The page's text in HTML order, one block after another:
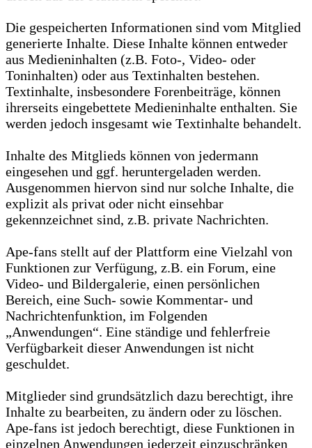
Die gespeicherten Informationen sind vom Mitglied
generierte Inhalte. Diese Inhalte können entweder
aus Medieninhalten (z.B. Foto-, Video- oder
Toninhalten) oder aus Textinhalten bestehen.
Textinhalte, insbesondere Forenbeiträge, können
ihrerseits eingebettete Medieninhalte enthalten. Sie
werden jedoch insgesamt wie Textinhalte behandelt.
Inhalte des Mitglieds können von jedermann
eingesehen und ggf. heruntergeladen werden.
Ausgenommen hiervon sind nur solche Inhalte, die
explizit als privat oder nicht einsehbar
gekennzeichnet sind, z.B. private Nachrichten.
Ape-fans stellt auf der Plattform eine Vielzahl von
Funktionen zur Verfügung, z.B. ein Forum, eine
Video- und Bildergalerie, einen persönlichen
Bereich, eine Such- sowie Kommentar- und
Nachrichtenfunktion, im Folgenden
„Anwendungen“. Eine ständige und fehlerfreie
Verfügbarkeit dieser Anwendungen ist nicht
geschuldet.
Mitglieder sind grundsätzlich dazu berechtigt, ihre
Inhalte zu bearbeiten, zu ändern oder zu löschen.
Ape-fans ist jedoch berechtigt, diese Funktionen in
einzelnen Anwendungen jederzeit einzuschränken